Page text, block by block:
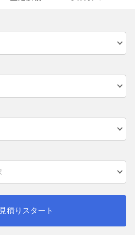
見積りスタート